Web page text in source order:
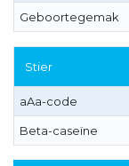
Geboortegemak
Stier
aAa-code
Beta-caseïne